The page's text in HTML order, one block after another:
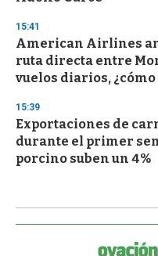
15:41
American Airlines
ruta directa entre
vuelos diarios,
15:39
Exportaciones de
durante el primer
porcino suben un 4%